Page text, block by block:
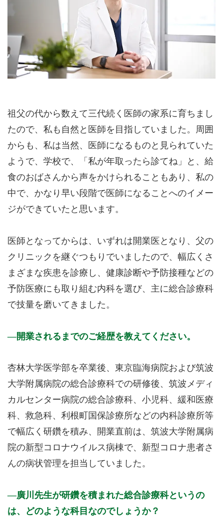
祖父の代から数えて三代続く医師の家系に育ちまし
たので、私も自然と医師を目指していました。周囲
からも、私は当然、医師になるものと見られていた
ようで、学校で、「私が年取ったら診てね」と、給
食のおばさんから声をかけられることもあり、私の
中で、かなり早い段階で医師になることへのイメー
ジができていたと思います。
医師となってからは、いずれは開業医となり、父の
クリニックを継ぐつもりでいましたので、幅広くさ
まざまな疾患を診療し、健康診断や予防接種などの
予防医療にも取り組む内科を選び、主に総合診療科
で技量を磨いてきました。
開業されるまでのご経歴を教えてください。
杏林大学医学部を卒業後、東京臨海病院および筑波
大学附属病院の総合診療科での研修後、筑波メディ
カルセンター病院の総合診療科、小児科、緩和医療
科、救急科、利根町国保診療所などの内科診療所等
で幅広く研鑽を積み、開業直前は、筑波大学附属病
院の新型コロナウイルス病棟で、新型コロナ患者さ
んの病状管理を担当していました。
廣川先生が研鑽を積まれた総合診療科というの
は、どのような科目なのでしょうか？